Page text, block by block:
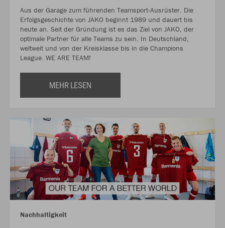
Aus der Garage zum führenden Teamsport-Ausrüster. Die
Erfolgsgeschichte von JAKO beginnt 1989 und dauert bis
heute an. Seit der Gründung ist es das Ziel von JAKO, der
optimale Partner für alle Teams zu sein. In Deutschland,
weltweit und von der Kreisklasse bis in die Champions
League. WE ARE TEAM!
MEHR LESEN
Nachhaltigkeit